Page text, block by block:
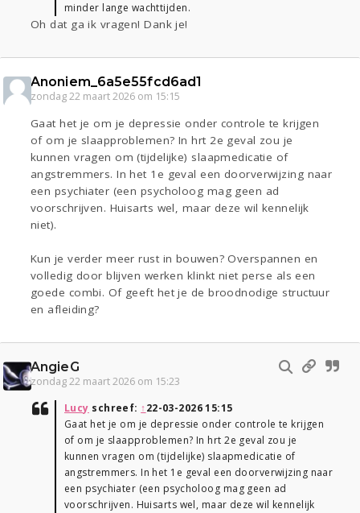
minder lange wachttijden.
Oh dat ga ik vragen! Dank je!
Anoniem_6a5e55fcd6ad1
zondag 22 maart 2026 om 15:15
Gaat het je om je depressie onder controle te krijgen
of om je slaapproblemen? In hrt 2e geval zou je
kunnen vragen om (tijdelijke) slaapmedicatie of
angstremmers. In het 1e geval een doorverwijzing naar
een psychiater (een psycholoog mag geen ad
voorschrijven. Huisarts wel, maar deze wil kennelijk
niet).
Kun je verder meer rust in bouwen? Overspannen en
volledig door blijven werken klinkt niet perse als een
goede combi. Of geeft het je de broodnodige structuur
en afleiding?
AngieG
zondag 22 maart 2026 om 15:23
Lucy schreef: ↑22-03-2026 15:15
Gaat het je om je depressie onder controle te krijgen
of om je slaapproblemen? In hrt 2e geval zou je
kunnen vragen om (tijdelijke) slaapmedicatie of
angstremmers. In het 1e geval een doorverwijzing naar
een psychiater (een psycholoog mag geen ad
voorschrijven. Huisarts wel, maar deze wil kennelijk